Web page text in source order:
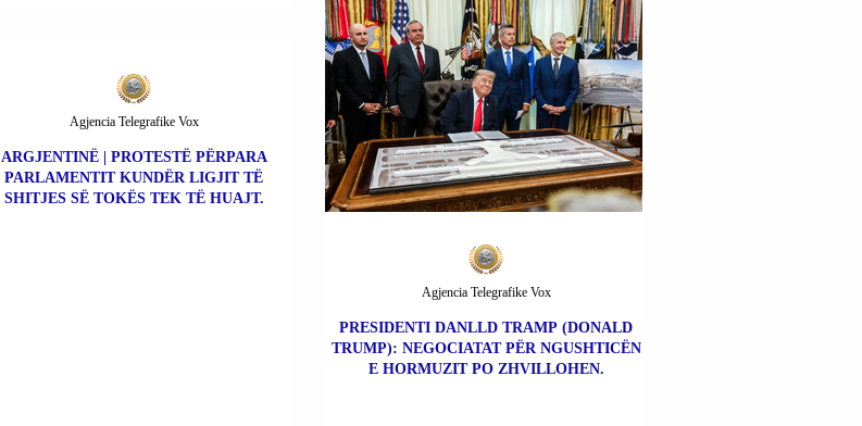
ARGJENTINË | PROTESTË PËRPARA
PARLAMENTIT KUNDËR LIGJIT TË
SHITJES SË TOKËS TEK TË HUAJT.
Agjencia Telegrafike Vox
PRESIDENTI DANLLD TRAMP (DONALD
TRUMP): NEGOCIATAT PËR NGUSHTICËN
E HORMUZIT PO ZHVILLOHEN.
Agjencia Telegrafike Vox